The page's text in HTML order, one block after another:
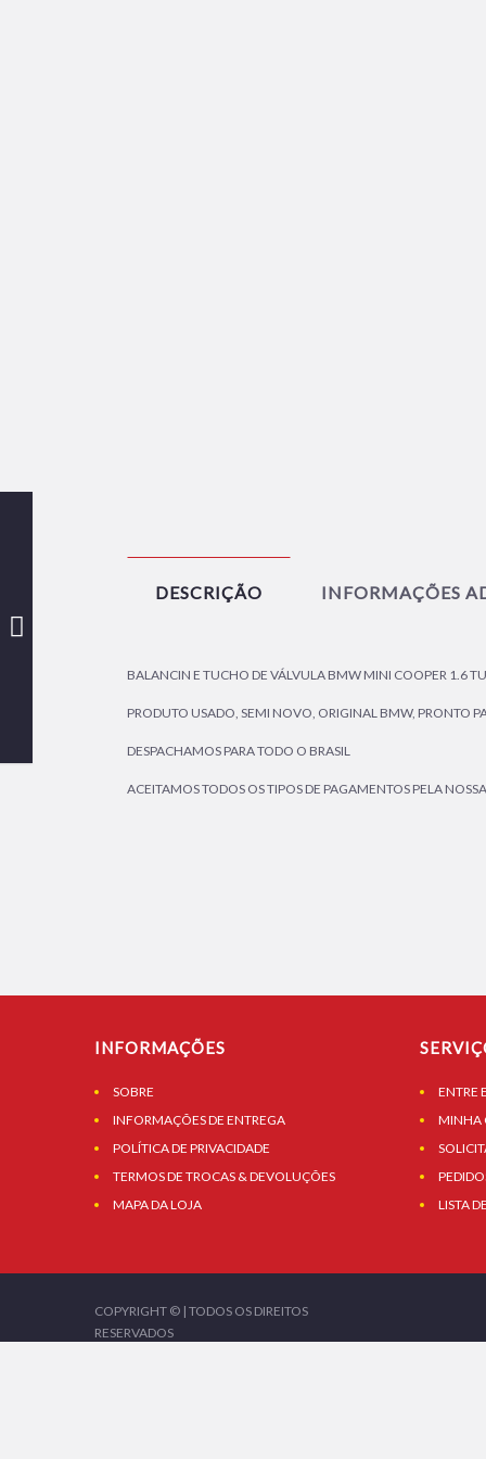
DESCRIÇÃO INFORMAÇÕES
BALANCIN E TUCHO DE VÁLVULA BMW MINI COOPER 1.6
PRODUTO USADO, SEMI NOVO, ORIGINAL BMW, PRONTO
DESPACHAMOS PARA TODO O BRASIL
ACEITAMOS TODOS OS TIPOS DE PAGAMENTOS PELA
INFORMAÇÕES
SOBRE
INFORMAÇÕES DE ENTREGA
POLÍTICA DE PRIVACIDADE
TERMOS DE TROCAS & DEVOLUÇÕES
MAPA DA LOJA
ENTRE
MINHA
LISTA
COPYRIGHT © | TODOS OS DIREITOS
RESERVADOS